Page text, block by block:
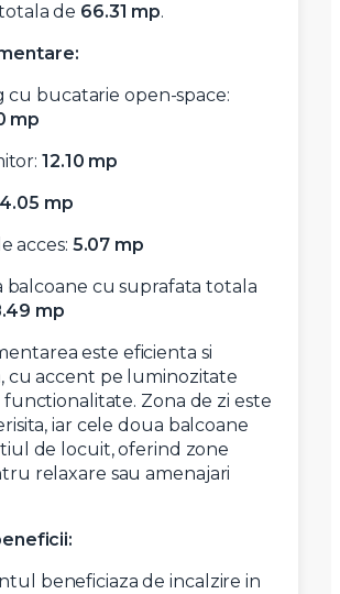
de 66.31 mp.
cu bucatarie open-space:
mp
12.10 mp
4.05 mp
acces: 5.07 mp
balcoane cu suprafata totala
mp
este eficienta si
cu accent pe luminozitate
functionalitate. Zona de zi este
iar cele doua balcoane
de locuit, oferind zone
relaxare sau amenajari
beneficiaza de incalzire in